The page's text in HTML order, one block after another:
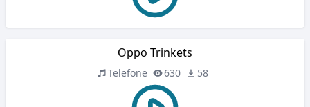
Oppo Trinkets
Telefone 630 58